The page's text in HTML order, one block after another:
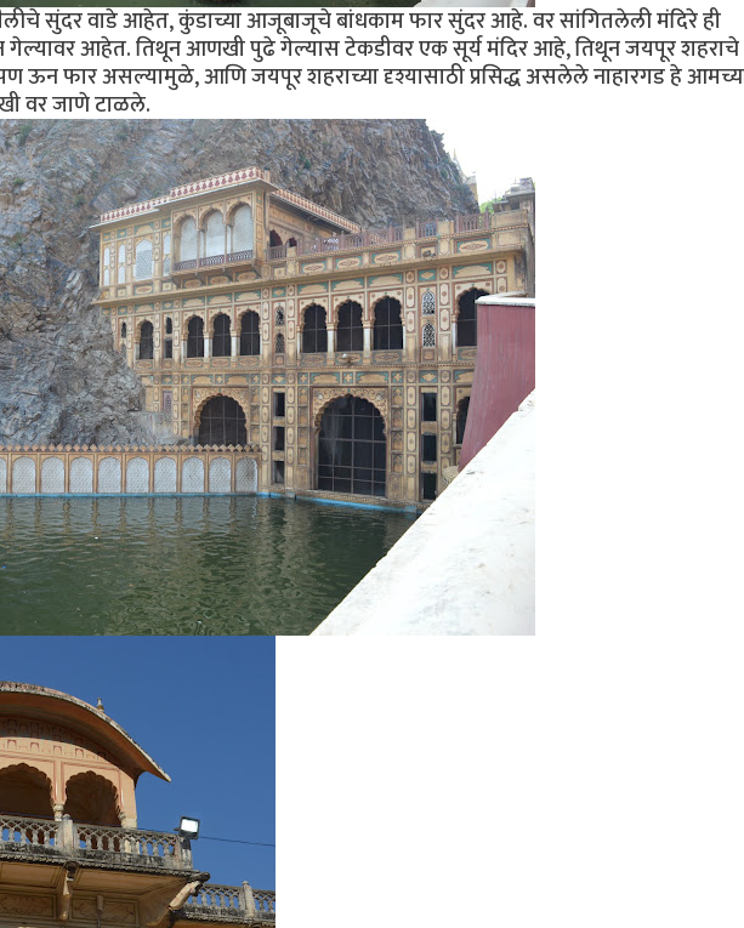
शैलीचे सुंदर वाडे आहेत, कुंडाच्या आजूबाजूचे बांधकाम फार सुंदर आहे. वर सांगितलेली मंदिरे ही
गेल्यावर आहेत. तिथून आणखी पुढे गेल्यास टेकडीवर एक सूर्य मंदिर आहे, तिथून जयपूर शहराचे
फार असल्यामुळे, आणि जयपूर शहराच्या दृश्यासाठी प्रसिद्ध असलेले नाहारगड हे
वर जाणे टाळले.